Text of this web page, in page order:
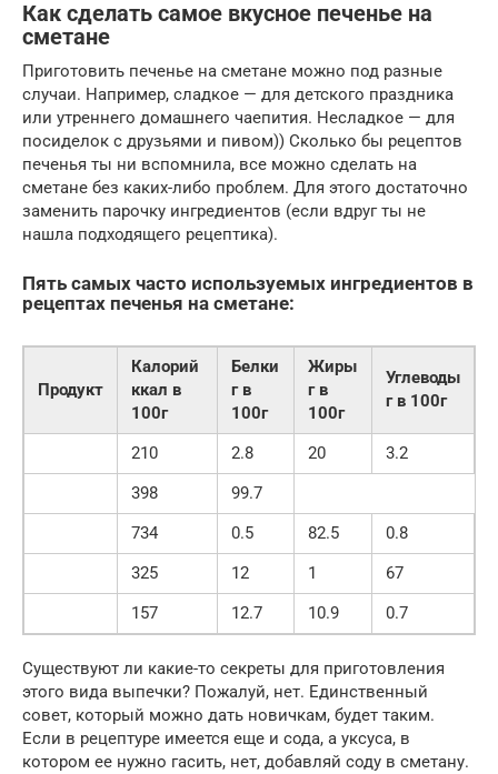
Как сделать самое вкусное печенье на
сметане
Приготовить печенье на сметане можно под разные
случаи. Например, сладкое — для детского праздника
или утреннего домашнего чаепития. Несладкое — для
посиделок с друзьями и пивом)) Сколько бы рецептов
печенья ты ни вспомнила, все можно сделать на
сметане без каких-либо проблем. Для этого достаточно
заменить парочку ингредиентов (если вдруг ты не
нашла подходящего рецептика).
Пять самых часто используемых ингредиентов в
рецептах печенья на сметане:
Продукт
Калорий
ккал в
100г
Белки
г в
100г
Жиры
г в
100г
Углеводы
г в 100г
210 2.8 20
3.2
398
99.7
734
0.5 82.5
0.8
325
12 1
67
157
12.7 10.9 0.7
Существуют ли какие-то секреты для приготовления
этого вида выпечки? Пожалуй, нет. Единственный
совет, который можно дать новичкам, будет таким.
Если в рецептуре имеется еще и сода, а уксуса, в
котором ее нужно гасить, нет, добавляй соду в сметану.